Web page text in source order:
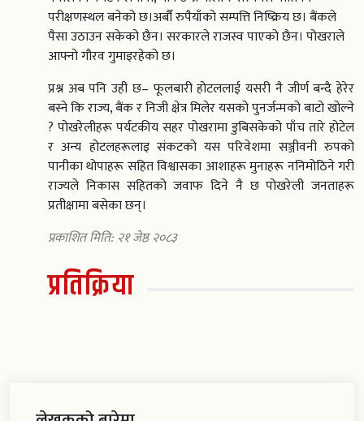
परीक्षणस्थल बनेको छ।अर्बौं रुपैयाँको सम्पत्ति निष्क्रिय छ। बैंकले
पैसा उठाउन सकेको छैन। सरकारले राजस्व पाएको छैन। पोखराले
आफ्नो गौरव गुमाइरहेको छ।
प्रश्न अब पनि उही छ– फूलबारी होटललाई यसरी नै जीर्ण बन्दै हेरेर
बस्ने कि राज्य, बैंक र निजी क्षेत्र मिलेर यसको पुनर्जन्मको बाटो खोल्ने
? पोखरेलीहरू पर्यटकीय सहर पोखरामा डुबिसकेको पाँच तारे होटेल
र अन्य होटलहरूलाइ संकटको यस परिवेशमा सञ्जीवनी रुपको
पानीका थोपाहरू सहित विश्वासका आशाहरू मुनाहरू ननिमोठिने गरी
राज्यले निकास सहितको जवाफ दिने नै छ पोखरेली जनताहरू
प्रतीक्षामा बसेका छन्।
प्रकाशित मिति: २१ जेष्ठ २०८३
प्रतिक्रिया